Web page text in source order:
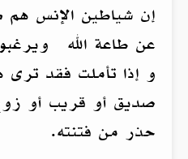
إن شياطين الإنس
عن طاعة الله
و إذا تأملت فقد
صديق أو قريب أو
حذر من فتنته.